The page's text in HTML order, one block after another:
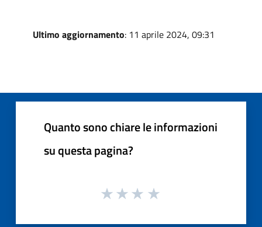
Ultimo aggiornamento: 11 aprile 2024, 09:31
Quanto sono chiare le informazioni
su questa pagina?